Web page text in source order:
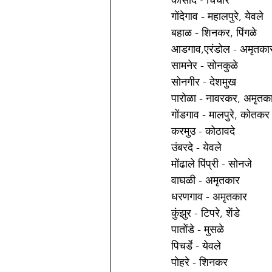
गोंदेगाव - महालपुरे, येवले
बहाळ - शिनकर, पिंगळे
आडगाव,एरंडोल -
सामनेर - सोनकुळे
सोनगीर - देशमुख
पारोळा - नावरकर,
गोंडगाव - मालपुरे, कोतकर
करमुउ - कोठावदे
उंबरदे - येवले
मोंढाले पिंप्री - सोनजे
वाघळी - अमृतकार
धरणगाव - अमृतकार
कुंझुर - टिपरे, शेंडे
पातोंडे - मुसळे
पिचर्डे - येवले
पोहरे - शिनकर